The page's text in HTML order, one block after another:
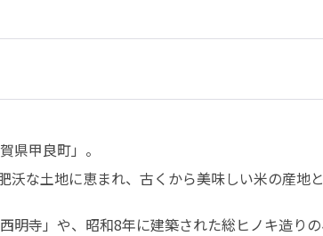
県甲良町」。
な土地に恵まれ、古くから美味しい米の産地
明寺」や、昭和8年に建築された総ヒノキ造り